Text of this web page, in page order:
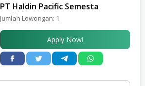
PT Haldin Pacific Semesta
Jumlah Lowongan: 1
Apply Now!